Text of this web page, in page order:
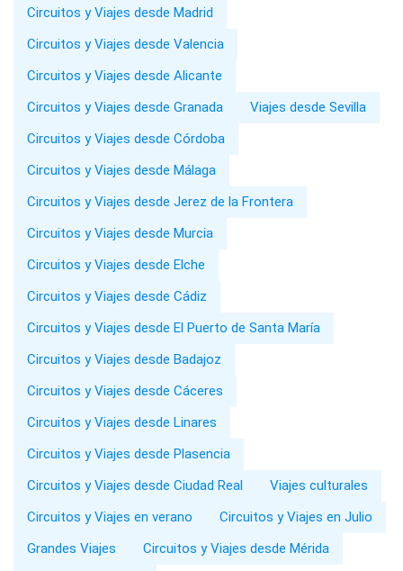
Circuitos y Viajes desde Madrid
Circuitos y Viajes desde Valencia
Circuitos y Viajes desde Alicante
Circuitos y Viajes desde Granada
Viajes desde Sevilla
Circuitos y Viajes desde Córdoba
Circuitos y Viajes desde Málaga
Circuitos y Viajes desde Jerez de la Frontera
Circuitos y Viajes desde Murcia
Circuitos y Viajes desde Elche
Circuitos y Viajes desde Cádiz
Circuitos y Viajes desde El Puerto de Santa María
Circuitos y Viajes desde Badajoz
Circuitos y Viajes desde Cáceres
Circuitos y Viajes desde Linares
Circuitos y Viajes desde Plasencia
Circuitos y Viajes desde Ciudad Real
Viajes culturales
Circuitos y Viajes en verano
Circuitos y Viajes en Julio
Grandes Viajes
Circuitos y Viajes desde Mérida